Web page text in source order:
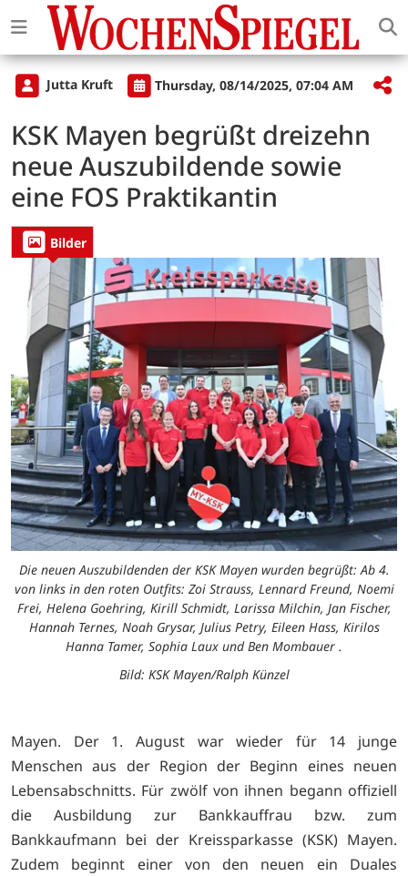
Jutta Kruft Thursday, 08/14/2025, 07:04 AM
KSK Mayen begrüßt dreizehn
neue Auszubildende sowie
eine FOS Praktikantin
Bilder
Die neuen Auszubildenden der KSK Mayen wurden begrüßt: Ab 4.
von links in den roten Outfits: Zoi Strauss, Lennard Freund, Noemi
Frei, Helena Goehring, Kirill Schmidt, Larissa Milchin, Jan Fischer,
Hannah Ternes, Noah Grysar, Julius Petry, Eileen Hass, Kirilos
Hanna Tamer, Sophia Laux und Ben Mombauer .
Bild: KSK Mayen/Ralph Künzel
Mayen. Der 1. August war wieder für 14 junge
Menschen aus der Region der Beginn eines neuen
Lebensabschnitts. Für zwölf von ihnen begann offiziell
die Ausbildung zur Bankkauffrau bzw. zum
Bankkaufmann bei der Kreissparkasse (KSK) Mayen.
Zudem beginnt einer von den neuen ein Duales